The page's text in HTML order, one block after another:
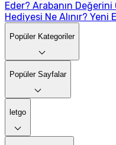
Eder? Arabanın Değerini
Hediyesi Ne Alınır? Yeni
Popüler Kategoriler
Popüler Sayfalar
letgo